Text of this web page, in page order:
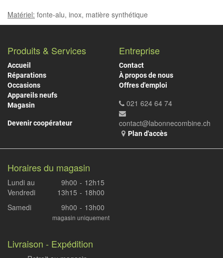
Matériel: fonte-alu, inox, matière synthétique
Produits & Services
Accueil
Réparations
Occasions
Appareils neufs
Magasin
Devenir coopérateur
Entreprise
Contact
À propos de nous
Offres d'emploi
021 624 64 74
contact@labonnecombine.ch
Plan d'accès
Horaires du magasin
Lundi au
Vendredi
9h00
13h15
-
-
12h15
18h00
Samedi
9h00 - 13h00
magasin uniquement
Livraison - Expédition